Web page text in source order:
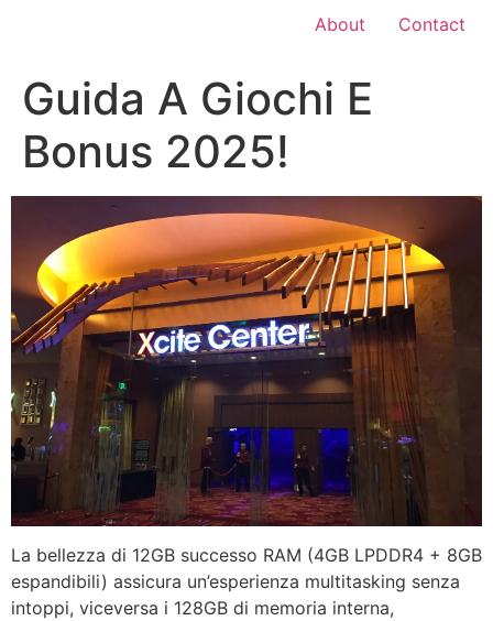
About Contact
Guida A Giochi E
Bonus 2025!
La bellezza di 12GB successo RAM (4GB LPDDR4 + 8GB
espandibili) assicura un’esperienza multitasking senza
intoppi, viceversa i 128GB di memoria interna,